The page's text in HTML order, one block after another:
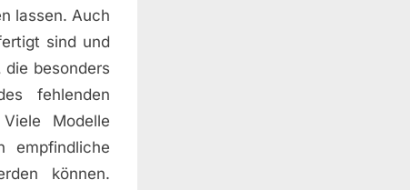
lassen. Auch
sind und
besonders
fehlenden
Modelle
empfindliche
können.